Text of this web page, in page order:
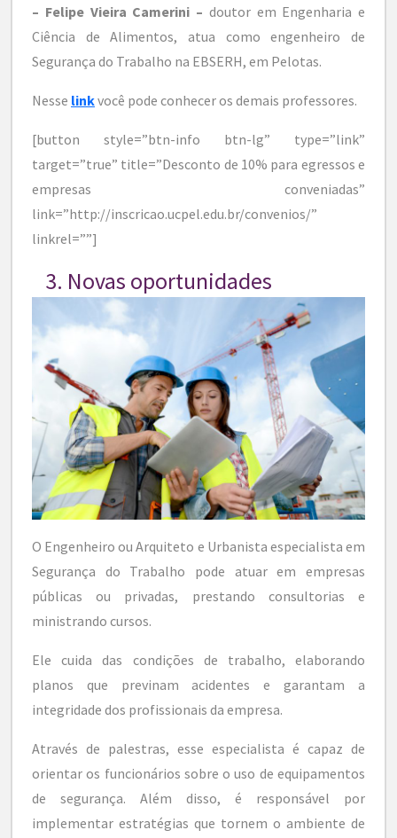
– Felipe Vieira Camerini – doutor em Engenharia e
Ciência de Alimentos, atua como engenheiro de
Segurança do Trabalho na EBSERH, em Pelotas.
Nesse linkvocê pode conhecer os demais professores.
[button style=”btn-info btn-lg” type=”link”
target=”true” title=”Desconto de 10% para egressos e
empresas conveniadas”
link=”http://inscricao.ucpel.edu.br/convenios/”
linkrel=””]
3. Novas oportunidades
O Engenheiro ou Arquiteto e Urbanista especialista em
Segurança do Trabalho pode atuar em empresas
públicas ou privadas, prestando consultorias e
ministrando cursos.
Ele cuida das condições de trabalho, elaborando
planos que previnam acidentes e garantam a
integridade dos profissionais da empresa.
Através de palestras, esse especialista é capaz de
orientar os funcionários sobre o uso de equipamentos
de segurança. Além disso, é responsável por
implementar estratégias que tornem o ambiente de